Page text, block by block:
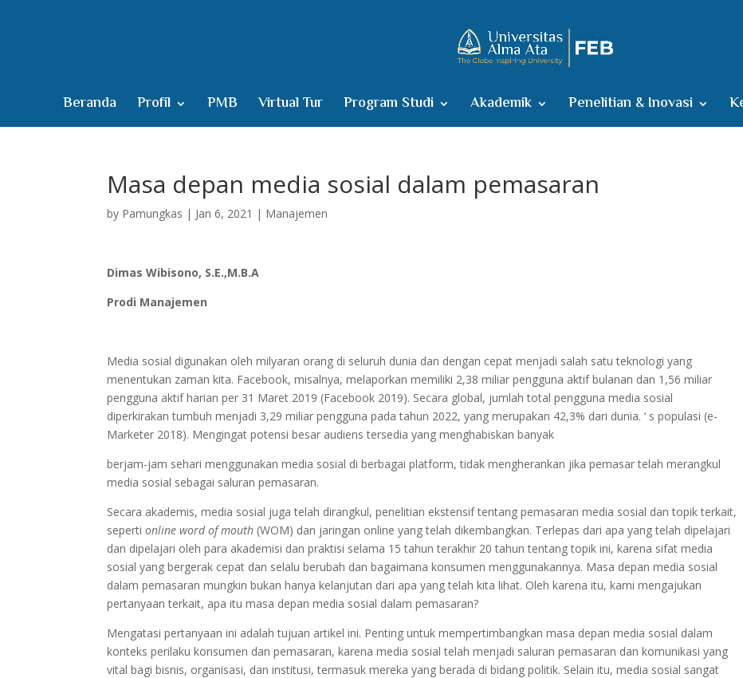
Beranda Profil PMB Virtual Tur Program Studi Akademik Penelitian & Inovasi
Masa depan media sosial dalam pemasaran
by Pamungkas | Jan 6, 2021 | Manajemen
Dimas Wibisono, S.E.,M.B.A
Prodi Manajemen
Media sosial digunakan oleh milyaran orang di seluruh dunia dan dengan cepat menjadi salah satu teknologi yang
menentukan zaman kita. Facebook, misalnya, melaporkan memiliki 2,38 miliar pengguna aktif bulanan dan 1,56 miliar
pengguna aktif harian per 31 Maret 2019 (Facebook 2019). Secara global, jumlah total pengguna media sosial
diperkirakan tumbuh menjadi 3,29 miliar pengguna pada tahun 2022, yang merupakan 42,3% dari dunia. ‘ s populasi (e-
Marketer 2018). Mengingat potensi besar audiens tersedia yang menghabiskan banyak
berjam-jam sehari menggunakan media sosial di berbagai platform, tidak mengherankan jika pemasar telah merangkul
media sosial sebagai saluran pemasaran.
Secara akademis, media sosial juga telah dirangkul, penelitian ekstensif tentang pemasaran media sosial dan topik terkait,
sepertionline word of mouth (WOM) dan jaringan online yang telah dikembangkan. Terlepas dari apa yang telah dipelajari
dan dipelajari oleh para akademisi dan praktisi selama 15 tahun terakhir 20 tahun tentang topik ini, karena sifat media
sosial yang bergerak cepat dan selalu berubah dan bagaimana konsumen menggunakannya. Masa depan media sosial
dalam pemasaran mungkin bukan hanya kelanjutan dari apa yang telah kita lihat. Oleh karena itu, kami mengajukan
pertanyaan terkait, apa itu masa depan media sosial dalam pemasaran?
Mengatasi pertanyaan ini adalah tujuan artikel ini. Penting untuk mempertimbangkan masa depan media sosial dalam
konteks perilaku konsumen dan pemasaran, karena media sosial telah menjadi saluran pemasaran dan komunikasi yang
vital bagi bisnis, organisasi, dan institusi, termasuk mereka yang berada di bidang politik. Selain itu, media sosial sangat